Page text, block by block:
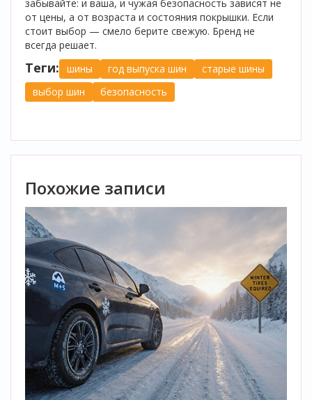
забывайте: и ваша, и чужая безопасность зависят не
от цены, а от возраста и состояния покрышки. Если
стоит выбор — смело берите свежую. Бренд не
всегда решает.
Теги: шины год выпуска шин
старые шины
выбор шин
безопасность
Похожие записи